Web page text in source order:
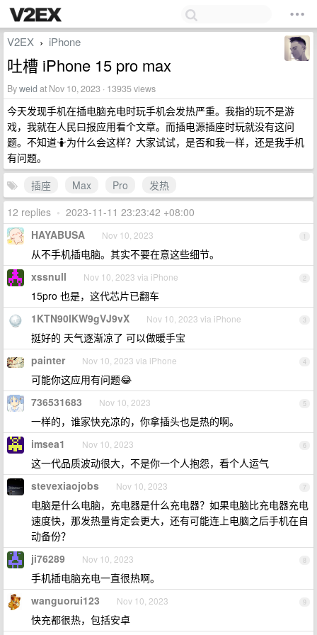
V2EX › iPhone
吐槽 iPhone 15 pro max
Byweid at Nov 10, 2023 · 13935 views
今天发现手机在插电脑充电时玩手机会发热严重。我指的玩不是游
戏，我就在人民曰报应用看个文章。而插电源插座时玩就没有这问
题。不知道🤷为什么会这样？大家试试，是否和我一样，还是我手机
有问题。
插座
Max Pro
发热
12 replies • 2023-11-11 23:23:42 +08:00
1
HAYABUSA Nov 10, 2023
从不手机插电脑。其实不要在意这些细节。
2
xssnull Nov 10, 2023 via iPhone
15pro 也是，这代芯片已翻车
3
1KTN90lKW9gVJ9vX Nov 10, 2023 via iPhone
挺好的 天气逐渐凉了 可以做暖手宝
4
painter Nov 10, 2023 via iPhone
可能你这应用有问题😂
5
736531683 Nov 10, 2023
一样的，谁家快充凉的，你拿插头也是热的啊。
6
imsea1 Nov 10, 2023
这一代品质波动很大，不是你一个人抱怨，看个人运气
7
stevexiaojobs Nov 10, 2023
电脑是什么电脑，充电器是什么充电器？如果电脑比充电器充电
速度快，那发热量肯定会更大，还有可能连上电脑之后手机在自
动备份？
8
ji76289 Nov 10, 2023
手机插电脑充电一直很热啊。
9
wanguorui123 Nov 10, 2023
快充都很热，包括安卓